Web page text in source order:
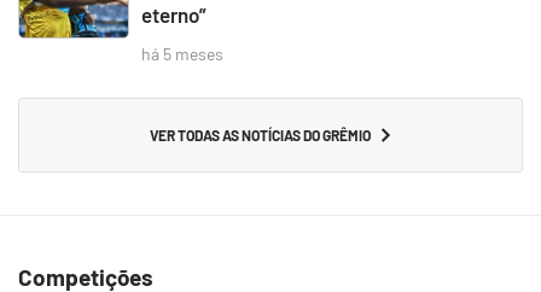
eterno”
há 5 meses
VER TODAS AS NOTÍCIAS DO GRÊMIO
Competições